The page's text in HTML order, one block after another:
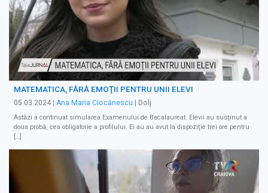
MATEMATICA, FĂRĂ EMOŢII PENTRU UNII ELEVI
05.03.2024 Ana Maria Ciocănescu | Dolj
Astăzi a continuat simularea Examenului de Bacalaureat. Elevii au susţinut a
doua probă, cea obligatorie a profilului. Ei au au avut la dispoziţie trei ore pentru
[…]